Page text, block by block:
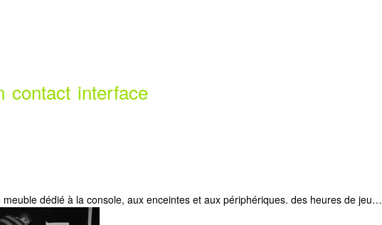
contact interface
dédié à la console, aux enceintes et aux périphériques. des heures de jeu…